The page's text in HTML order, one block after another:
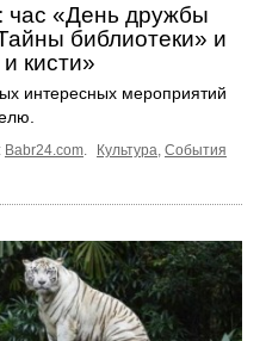
час «День дружбы
библиотеки» и
кисти»
интересных мероприятий
Babr24.com. Культура, События